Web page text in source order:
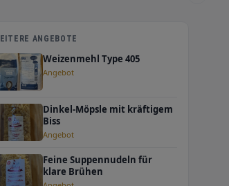
ANGEBOTE
Weizenmehl Type 405
Angebot
Dinkel-Möpsle mit kräftigem
Biss
Angebot
Feine Suppennudeln für
klare Brühen